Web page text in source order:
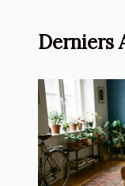
Derniers